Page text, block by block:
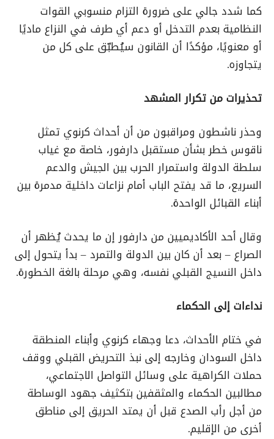
كما شدد جالي على ضرورة التزام منسوبي القوات
النظامية بعدم التدخل أو دعم أي طرف في النزاع ماديًا
أو معنويًا، مؤكدًا أن القانون سيُطبّق على كل من
يتجاوزه.
تحذيرات من تكرار المشهد
وحذر ناشطون ومراقبون من أن أحداث كرنوي تمثل
ناقوس خطر بشأن مستقبل دارفور، خاصة مع غياب
سلطة الدولة واستمرار الحرب بين الجيش والدعم
السريع، ما قد يفتح الباب أمام نزاعات داخلية مدمرة بين
أبناء القبائل الواحدة.
وقال أحد الأكاديميين من دارفور إن ما يحدث يُظهر أن
الصراع – بعد أن كان بين الدولة والتمرد – بدأ يتحول إلى
داخل النسيج القبلي نفسه، وهي مرحلة بالغة الخطورة.
نداءات إلى الحكماء
في ختام الأحداث، دعا وجهاء كرنوي وأبناء المنطقة
داخل السودان وخارجه إلى نبذ التحريض القبلي ووقف
حملات الكراهية على وسائل التواصل الاجتماعي،
مطالبين الحكماء والمثقفين بتكثيف جهود الوساطة
من أجل رأب الصدع قبل أن يمتد الحريق إلى مناطق
أخرى من الإقليم.